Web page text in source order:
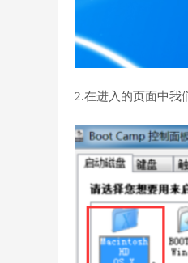
2.在进入的页面中我